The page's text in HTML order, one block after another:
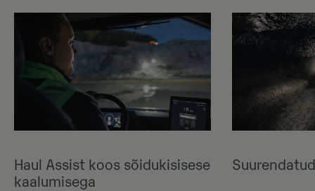
Haul Assist koos sõidukisisese
kaalumisega